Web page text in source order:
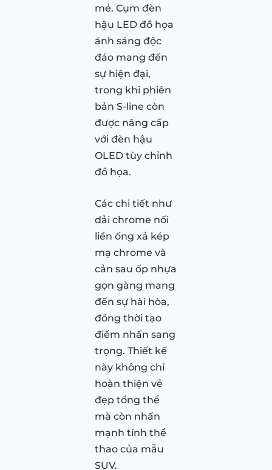
mẻ. Cụm đèn
hậu LED đồ họa
ánh sáng độc
đáo mang đến
sự hiện đại,
trong khi phiên
bản S-line còn
được nâng cấp
với đèn hậu
OLED tùy chỉnh
đồ họa.
Các chi tiết như
dải chrome nối
liền ống xả kép
mạ chrome và
cản sau ốp nhựa
gọn gàng mang
đến sự hài hòa,
đồng thời tạo
điểm nhấn sang
trọng. Thiết kế
này không chỉ
hoàn thiện vẻ
đẹp tổng thể
mà còn nhấn
mạnh tính thể
thao của mẫu
SUV.